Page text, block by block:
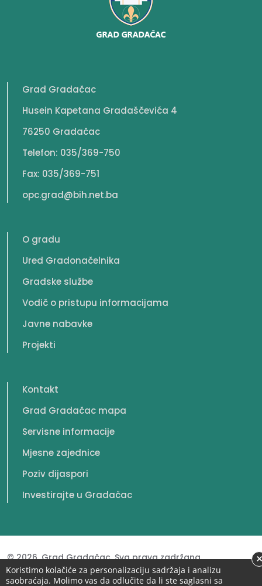
Grad Gradačac
Husein Kapetana Gradaščevića 4
76250 Gradačac
Telefon: 035/369-750
Fax: 035/369-751
opc.grad@bih.net.ba
O gradu
Ured Gradonačelnika
Gradske službe
Vodič o pristupu informacijama
Javne nabavke
Projekti
Kontakt
Grad Gradačac mapa
Servisne informacije
Mjesne zajednice
Poziv dijaspori
Investirajte u Gradačac
© 2026. Grad Gradačac. Sva prava zadržana.
Koristimo kolačiće za personalizaciju sadržaja i analizu
saobraćaja. Molimo vas da odlučite da li ste saglasni sa
×